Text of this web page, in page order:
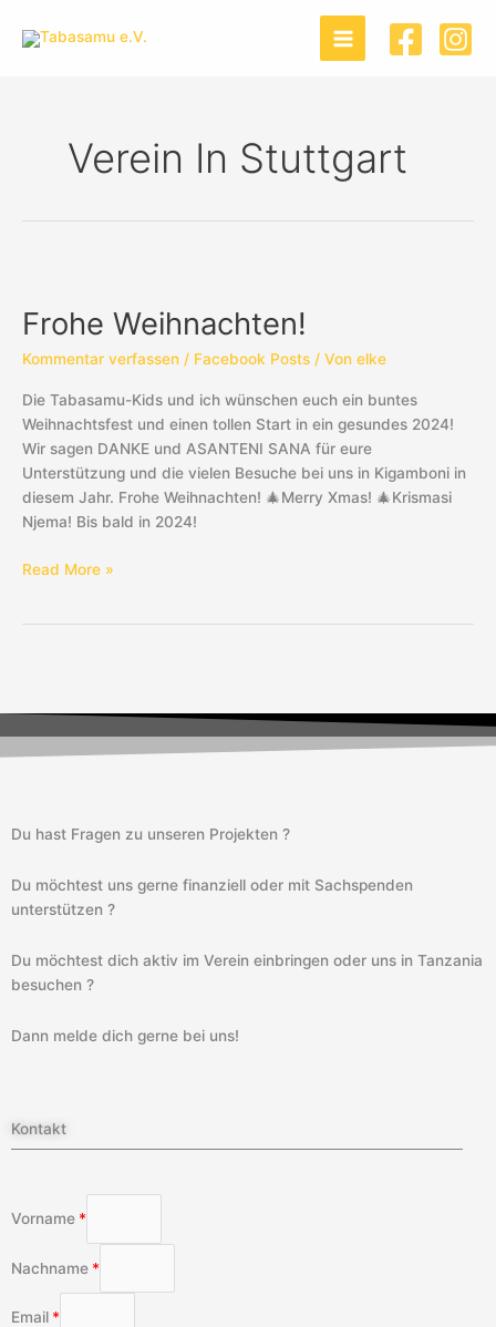
Inhalt
Verein In Stuttgart
Frohe Weihnachten!
Kommentar verfassen / Facebook Posts / Von elke
Die Tabasamu-Kids und ich wünschen euch ein buntes
Weihnachtsfest und einen tollen Start in ein gesundes 2024!
Wir sagen DANKE und ASANTENI SANA für eure
Unterstützung und die vielen Besuche bei uns in Kigamboni in
diesem Jahr. Frohe Weihnachten! 🎄Merry Xmas! 🎄Krismasi
Njema! Bis bald in 2024!
Read More »
Kontakt
Vorname
Nachname
Email
Du hast Fragen zu unseren Projekten ?
Du möchtest uns gerne finanziell oder mit Sachspenden
unterstützen ?
Du möchtest dich aktiv im Verein einbringen oder uns in Tanzania
besuchen ?
Dann melde dich gerne bei uns!